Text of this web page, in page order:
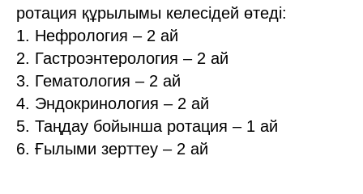
ротация құрылымы келесідей өтеді:
1. Нефрология – 2 ай
2. Гастроэнтерология – 2 ай
3. Гематология – 2 ай
4. Эндокринология – 2 ай
5. Таңдау бойынша ротация – 1 ай
6. Ғылыми зерттеу – 2 ай